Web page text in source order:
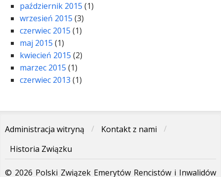
październik 2015 (1)
wrzesień 2015 (3)
czerwiec 2015 (1)
maj 2015 (1)
kwiecień 2015 (2)
marzec 2015 (1)
czerwiec 2013 (1)
Administracja witryną
Kontakt z nami
Historia Związku
© 2026 Polski Związek Emerytów Rencistów i Inwalidów